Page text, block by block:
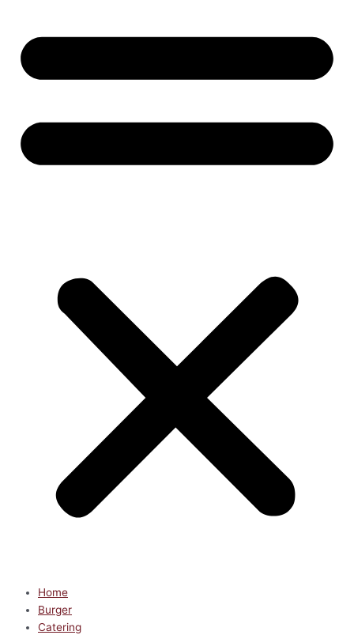
Home
Burger
Catering